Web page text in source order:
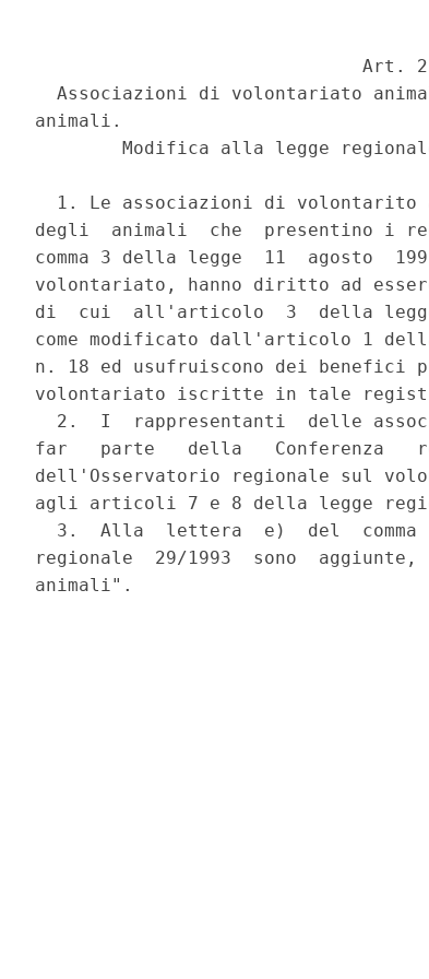
Art.
Associazioni di volontariato
animali.
Modifica alla legge
1. Le associazioni di volontarito
degli  animali  che  presentino i
comma 3 della legge  11  agosto
volontariato, hanno diritto ad
di  cui  all'articolo  3  della legge
come modificato dall'articolo 1
n. 18 ed usufruiscono dei
volontariato iscritte in tale
2.  I  rappresentanti  delle
far   parte   della   Conferenza
dell'Osservatorio regionale sul
agli articoli 7 e 8 della legge
3.  Alla  lettera  e)  del  comma
regionale  29/1993  sono